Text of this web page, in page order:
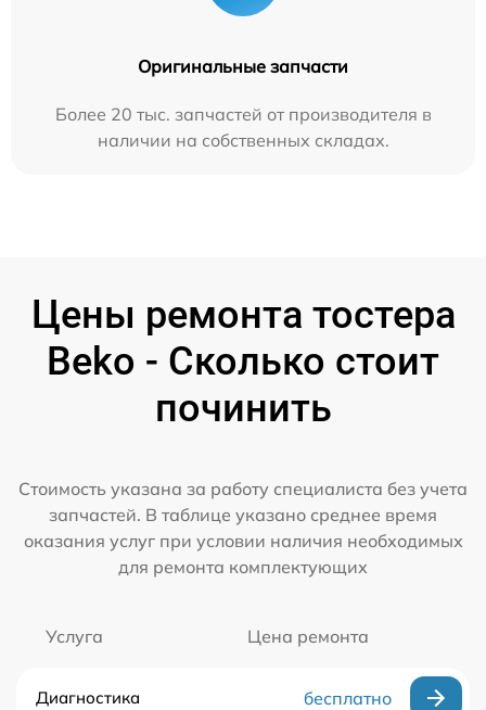
Оригинальные запчасти
Более 20 тыс. запчастей от производителя в
наличии на собственных складах.
Цены ремонта тостера
Beko - Сколько стоит
починить
Стоимость указана за работу специалиста без учета
запчастей. В таблице указано среднее время
оказания услуг при условии наличия необходимых
для ремонта комплектующих
Услуга Цена ремонта
Диагностика бесплатно